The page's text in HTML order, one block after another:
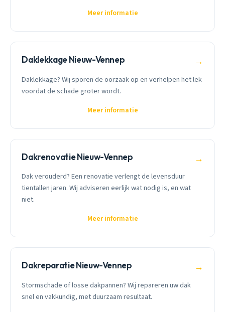
Meer informatie
Daklekkage Nieuw-Vennep →
Daklekkage? Wij sporen de oorzaak op en verhelpen het lek
voordat de schade groter wordt.
Meer informatie
Dakrenovatie Nieuw-Vennep →
Dak verouderd? Een renovatie verlengt de levensduur
tientallen jaren. Wij adviseren eerlijk wat nodig is, en wat
niet.
Meer informatie
Dakreparatie Nieuw-Vennep →
Stormschade of losse dakpannen? Wij repareren uw dak
snel en vakkundig, met duurzaam resultaat.